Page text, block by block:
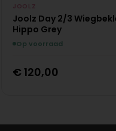
JOOLZ
Joolz Day 2/3
Hippo Grey
Op voorraad
€ 120,00